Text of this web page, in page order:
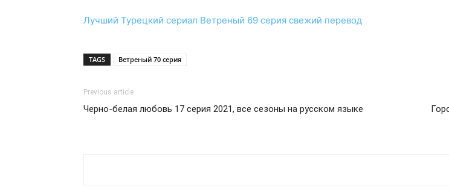
Лучший Турецкий сериал Ветреный 69 серия свежий перевод
TAGS Ветреный 70 серия
Previous article
Черно-белая любовь 17 серия 2021, все сезоны на русском языке